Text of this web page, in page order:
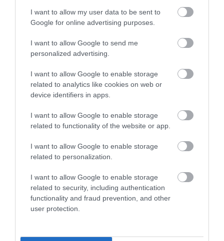
I want to allow my user data to be sent to
Google for online advertising purposes.
I want to allow Google to send me
personalized advertising.
I want to allow Google to enable storage
related to analytics like cookies on web or
device identifiers in apps.
I want to allow Google to enable storage
related to functionality of the website or app.
I want to allow Google to enable storage
related to personalization.
I want to allow Google to enable storage
related to security, including authentication
functionality and fraud prevention, and other
user protection.
Legfrissebb híreink
A GYAKORNOKI MUNKA: LEHETŐSÉGEK ÉS
KIHÍVÁSOK A KARRIER KE...
2026. augusztus 09|Promóció
35 PERCES TANÓRÁK ÉS KEVESEBB HÁZI
2026. augusztus 08|Mindenki ügye
BAKA ANDRÁST JELÖLI KÖZTÁRSASÁGI
ELNÖKNEK A TISZA